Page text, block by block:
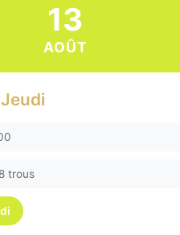
13
AOÛT
trous